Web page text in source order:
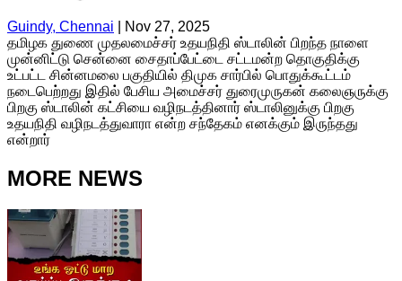
Guindy, Chennai
Nov 27, 2025
தமிழக துணை முதலமைச்சர் உதயநிதி ஸ்டாலின் பிறந்த நாளை
முன்னிட்டு சென்னை சைதாப்பேட்டை சட்டமன்ற தொகுதிக்கு
உட்பட்ட சின்னமலை பகுதியில் திமுக சார்பில் பொதுக்கூட்டம்
நடைபெற்றது இதில் பேசிய அமைச்சர் துரைமுருகன் கலைஞருக்கு
பிறகு ஸ்டாலின் கட்சியை வழிநடத்தினார் ஸ்டாலினுக்கு பிறகு
உதயநிதி வழிநடத்துவாரா என்ற சந்தேகம் எனக்கும் இருந்தது
என்றார்
MORE NEWS